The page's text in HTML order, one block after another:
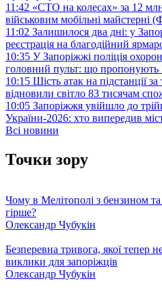
11:42 «СТО на колесах» за 12
військовим мобільні
11:02 Залишилося два дні: у
реєстрація на благодійний
10:35 У Запоріжжі поліція
головний пульт: що пропонують
10:15 Шість атак на підстанції
відновили світло 83 тисячам
10:05 Запоріжжя увійшло до
України-2026: хто випередив
Всі новини
Точки зору
Чому в Мелітополі з бензином
гірше?
Олександр Чубукін
Безперевна тривога, якої тепер
виклики для запоріжців
Олександр Чубукін